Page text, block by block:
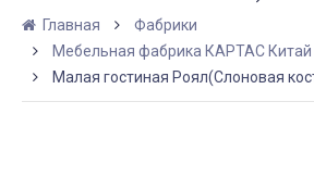
Главная
Фабрики
Мебельная фабрика КАРТАС Китай
Малая гостиная Роял(Слоновая